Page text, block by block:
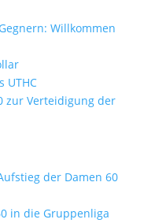
Willkommen
UTHC
zur Verteidigung der
der Damen 60
in die Gruppenliga